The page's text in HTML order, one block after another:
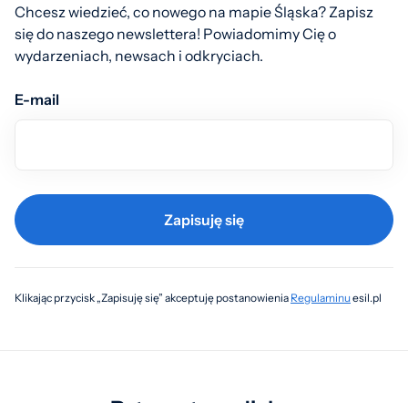
Chcesz wiedzieć, co nowego na mapie Śląska? Zapisz
się do naszego newslettera! Powiadomimy Cię o
wydarzeniach, newsach i odkryciach.
E-mail
Zapisuję się
Klikając przycisk „Zapisuję się” akceptuję postanowienia Regulaminuesil.pl